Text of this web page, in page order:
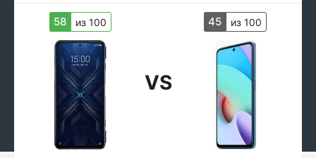
58 из 100
VS
45 из 100